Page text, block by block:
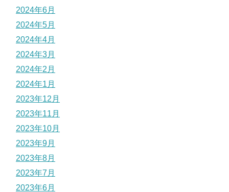
2024年6月
2024年5月
2024年4月
2024年3月
2024年2月
2024年1月
2023年12月
2023年11月
2023年10月
2023年9月
2023年8月
2023年7月
2023年6月